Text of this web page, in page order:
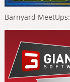
Barnyard